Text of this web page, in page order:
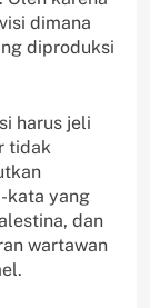
dimana
diproduksi
harus jeli
tidak
kata yang
dan
wartawan